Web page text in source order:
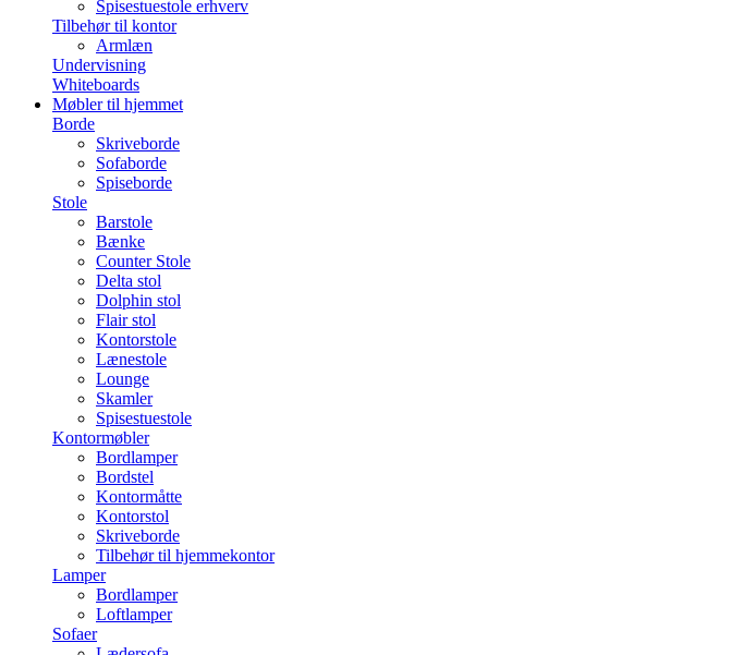
Spisestuestole erhverv
Tilbehør til kontor
Armlæn
Undervisning
Whiteboards
Møbler til hjemmet
Borde
Skriveborde
Sofaborde
Spiseborde
Stole
Barstole
Bænke
Counter Stole
Delta stol
Dolphin stol
Flair stol
Kontorstole
Lænestole
Lounge
Skamler
Spisestuestole
Kontormøbler
Bordlamper
Bordstel
Kontormåtte
Kontorstol
Skriveborde
Tilbehør til hjemmekontor
Lamper
Bordlamper
Loftlamper
Sofaer